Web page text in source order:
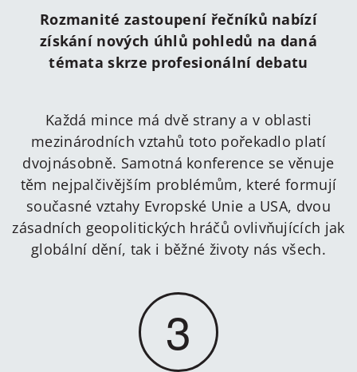
Rozmanité zastoupení řečníků nabízí
získání nových úhlů pohledů na daná
témata skrze profesionální debatu
Každá mince má dvě strany a v oblasti
mezinárodních vztahů toto pořekadlo platí
dvojnásobně. Samotná konference se věnuje
těm nejpalčivějším problémům, které formují
současné vztahy Evropské Unie a USA, dvou
zásadních geopolitických hráčů ovlivňujících jak
globální dění, tak i běžné životy nás všech.
3